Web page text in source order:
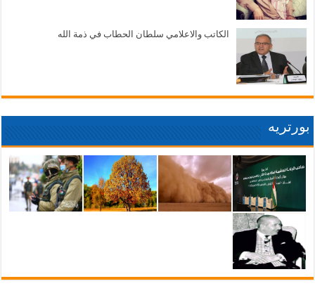
الكاتب والاعلامي سلطان الحطاب في ذمة الله
بورتريه